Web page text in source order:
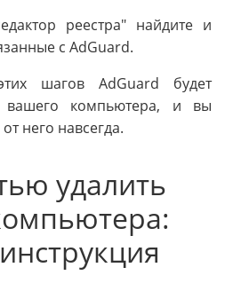
реестра" найдите и
с AdGuard.
шагов AdGuard будет
вашего компьютера, и вы
него навсегда.
удалить